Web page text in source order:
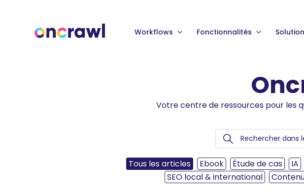
Workflows Fonctionnalités
Votre centre de ressources pour les
Tous les articles Ebook Étude de cas IA
SEO local & international